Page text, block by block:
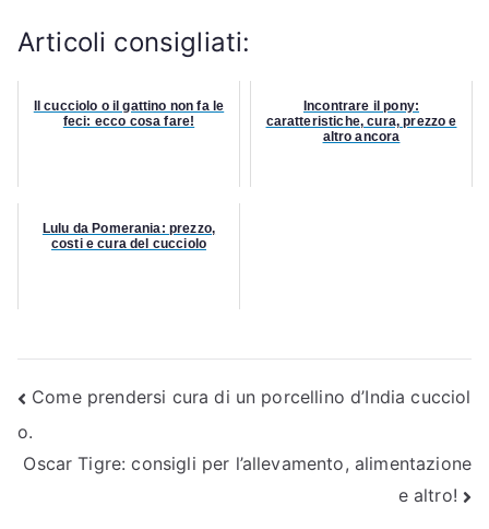
Articoli consigliati:
Il cucciolo o il gattino non fa le
feci: ecco cosa fare!
Incontrare il pony:
caratteristiche, cura, prezzo e
altro ancora
Lulu da Pomerania: prezzo,
costi e cura del cucciolo
Navigazione
articoli
Come prendersi cura di un porcellino d’India cucciol
o.
Oscar Tigre: consigli per l’allevamento, alimentazione
e altro!